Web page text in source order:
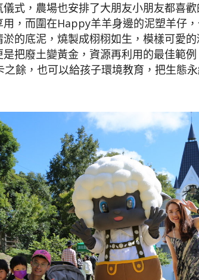
式，農場也安排了大朋友小朋友都喜
，而圍在Happy羊羊身邊的泥塑羊仔
的底泥，燒製成栩栩如生，模樣可愛
把廢土變黃金，資源再利用的最佳範
餘，也可以給孩子環境教育，把生態